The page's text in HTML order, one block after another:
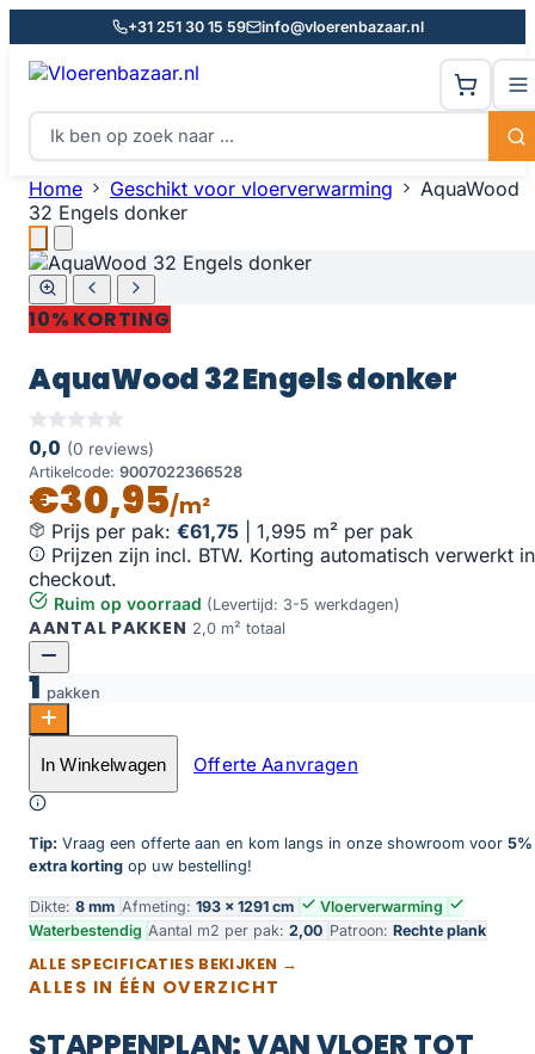
+31 251 30 15 59 info@vloerenbazaar.nl
Home Geschikt voor vloerverwarming
AquaWood
32 Engels donker
10% KORTING
AquaWood 32 Engels donker
0,0 (0 reviews)
Artikelcode: 9007022366528
€30,95/m²
Prijs per pak: €61,75
1,995 m² per pak
Prijzen zijn incl. BTW. Korting automatisch verwerkt in
checkout.
Ruim op voorraad (Levertijd: 3-5 werkdagen)
AANTAL PAKKEN 2,0 m² totaal
1 pakken
AquaWood 32 Engels donker aantal
Toevoegen aan winkelwagen
In Winkelwagen Offerte Aanvragen
Tip: Vraag een offerte aan en kom langs in onze showroom voor 5%
extra korting op uw bestelling!
Dikte: 8 mm Afmeting: 193 × 1291 cm
Vloerverwarming
Waterbestendig Aantal m2 per pak: 2,00 Patroon: Rechte plank
ALLE SPECIFICATIES BEKIJKEN →
ALLES IN ÉÉN OVERZICHT
STAPPENPLAN: VAN VLOER TOT